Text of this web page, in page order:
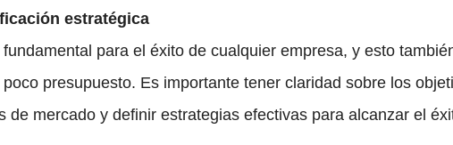
estratégica
para el éxito de cualquier empresa, y esto
presupuesto. Es importante tener claridad sobre los
de mercado y definir estrategias efectivas para alcanzar el